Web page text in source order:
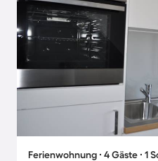
Ferienwohnung ∙ 4 Gäste ∙ 1